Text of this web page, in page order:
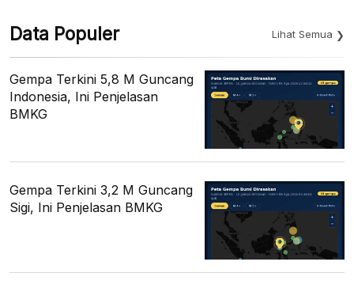
Data Populer Lihat Semua
Gempa Terkini 5,8 M Guncang
Indonesia, Ini Penjelasan
BMKG
Gempa Terkini 3,2 M Guncang
Sigi, Ini Penjelasan BMKG